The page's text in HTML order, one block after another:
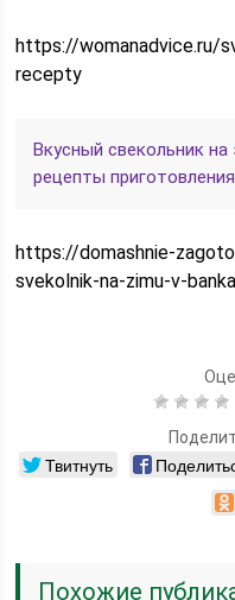
https://womanadvice.ru/
recepty
Вкусный свекольник
рецепты приготовления
https://domashnie-
svekolnik-na-zimu-v-
Твитнуть
Похожие